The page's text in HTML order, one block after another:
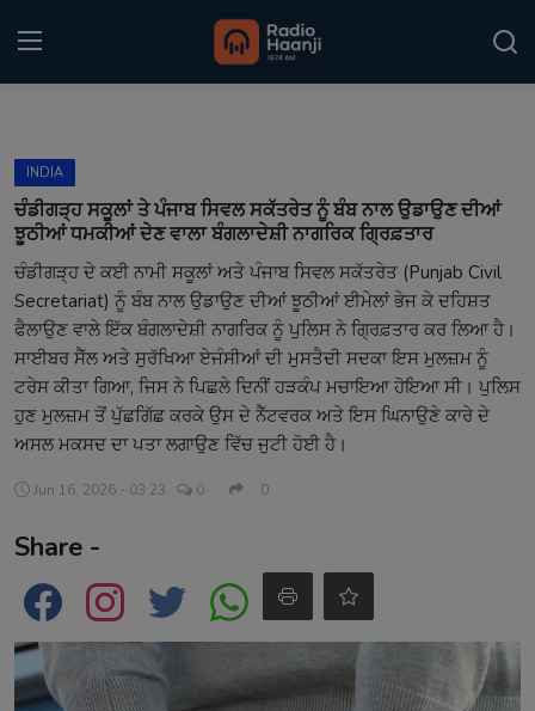
Home
Punjabi Podcast
Kitaab Kahani
Gallery
Sponsors
INDIA
ਚੰਡੀਗੜ੍ਹ ਸਕੂਲਾਂ ਤੇ ਪੰਜਾਬ ਸਿਵਲ ਸਕੱਤਰੇਤ ਨੂੰ ਬੰਬ ਨਾਲ ਉਡਾਉਣ ਦੀਆਂ
ਝੂਠੀਆਂ ਧਮਕੀਆਂ ਦੇਣ ਵਾਲਾ ਬੰਗਲਾਦੇਸ਼ੀ ਨਾਗਰਿਕ ਗ੍ਰਿਫ਼ਤਾਰ
ਚੰਡੀਗੜ੍ਹ ਦੇ ਕਈ ਨਾਮੀ ਸਕੂਲਾਂ ਅਤੇ ਪੰਜਾਬ ਸਿਵਲ ਸਕੱਤਰੇਤ (Punjab Civil
Secretariat) ਨੂੰ ਬੰਬ ਨਾਲ ਉਡਾਉਣ ਦੀਆਂ ਝੂਠੀਆਂ ਈਮੇਲਾਂ ਭੇਜ ਕੇ ਦਹਿਸ਼ਤ
ਫੈਲਾਉਣ ਵਾਲੇ ਇੱਕ ਬੰਗਲਾਦੇਸ਼ੀ ਨਾਗਰਿਕ ਨੂੰ ਪੁਲਿਸ ਨੇ ਗ੍ਰਿਫ਼ਤਾਰ ਕਰ ਲਿਆ ਹੈ।
ਸਾਈਬਰ ਸੈੱਲ ਅਤੇ ਸੁਰੱਖਿਆ ਏਜੰਸੀਆਂ ਦੀ ਮੁਸਤੈਦੀ ਸਦਕਾ ਇਸ ਮੁਲਜ਼ਮ ਨੂੰ
ਟਰੇਸ ਕੀਤਾ ਗਿਆ, ਜਿਸ ਨੇ ਪਿਛਲੇ ਦਿਨੀਂ ਹੜਕੰਪ ਮਚਾਇਆ ਹੋਇਆ ਸੀ। ਪੁਲਿਸ
ਹੁਣ ਮੁਲਜ਼ਮ ਤੋਂ ਪੁੱਛਗਿੱਛ ਕਰਕੇ ਉਸ ਦੇ ਨੈੱਟਵਰਕ ਅਤੇ ਇਸ ਘਿਨਾਉਣੇ ਕਾਰੇ ਦੇ
ਅਸਲ ਮਕਸਦ ਦਾ ਪਤਾ ਲਗਾਉਣ ਵਿੱਚ ਜੁਟੀ ਹੋਈ ਹੈ।
Jun 16, 2026 - 03:23 0 0
Share -